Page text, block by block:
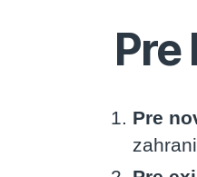
Pre
Pre